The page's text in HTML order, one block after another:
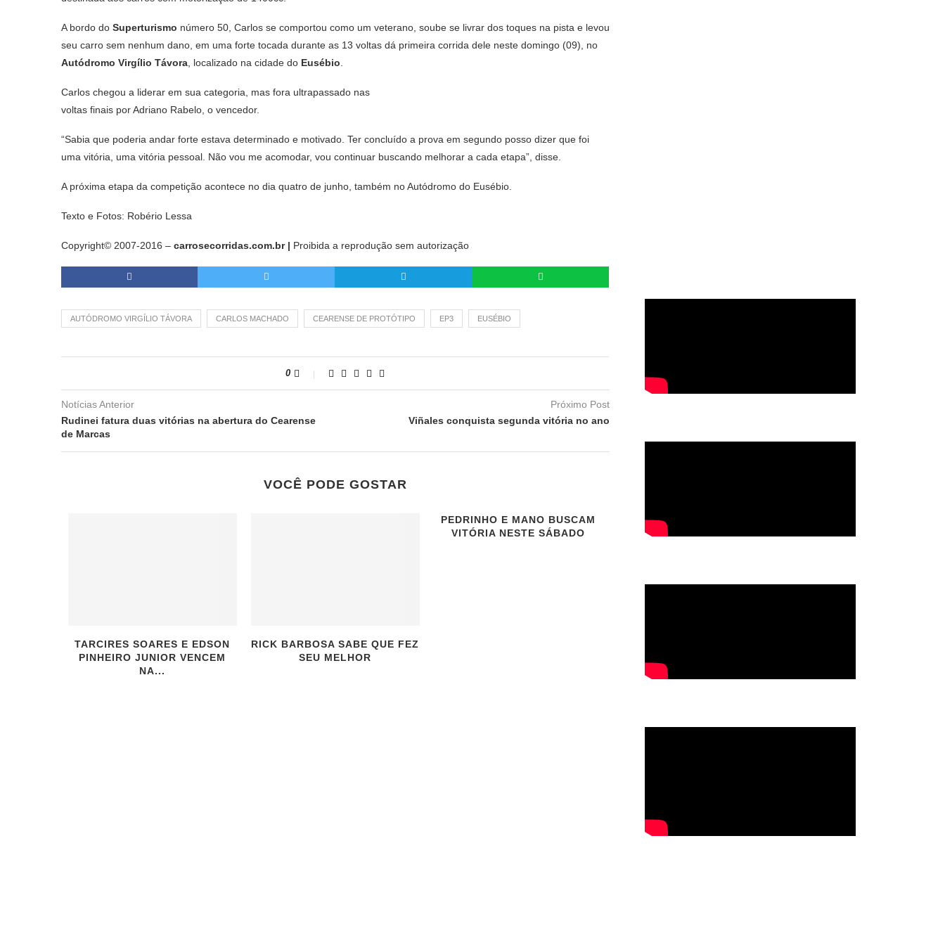
A bordo do Superturismo número 50, Carlos se comportou como um veterano, soube se livrar dos toques na pista e levou
seu carro sem nenhum dano, em uma forte tocada durante as 13 voltas dá primeira corrida dele neste domingo (09), no
Autódromo Virgílio Távora , localizado na cidade do Eusébio
Carlos chegou a liderar em sua categoria, mas fora ultrapassado nas
voltas finais por Adriano Rabelo, o vencedor.
“Sabia que poderia andar forte estava determinado e motivado. Ter concluído a prova em segundo posso dizer que foi
uma vitória, uma vitória pessoal. Não vou me acomodar, vou continuar buscando melhorar a cada etapa”, disse.
A próxima etapa da competição acontece no dia quatro de junho, também no Autódromo do Eusébio.
Texto e Fotos: Robério Lessa
Copyright© 2007-2016 – carrosecorridas.com.br | Proibida a reprodução sem autorização
AUTÓDROMO VIRGÍLIO TÁVORA CARLOS MACHADO CEARENSE DE PROTÓTIPO EP3 EUSÉBIO
0
Notícias Anterior
Rudinei fatura duas vitórias na abertura do Cearense
de Marcas
Próximo Post
Viñales conquista segunda vitória no ano
VOCÊ PODE GOSTAR
TARCIRES SOARES E EDSON
PINHEIRO JUNIOR VENCEM
NA...
RICK BARBOSA SABE QUE FEZ
SEU MELHOR
PEDRINHO E MANO BUSCAM
VITÓRIA NESTE SÁBADO